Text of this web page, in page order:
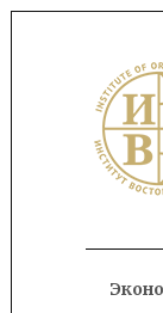
content